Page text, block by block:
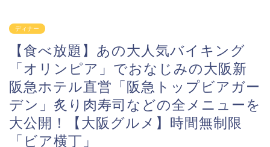
ディナー
【食べ放題】あの大人気バイキング
「オリンピア」でおなじみの大阪新
阪急ホテル直営「阪急トップビアガー
デン」炙り肉寿司などの全メニューを
大公開！【大阪グルメ】時間無制限
「ビア横丁」